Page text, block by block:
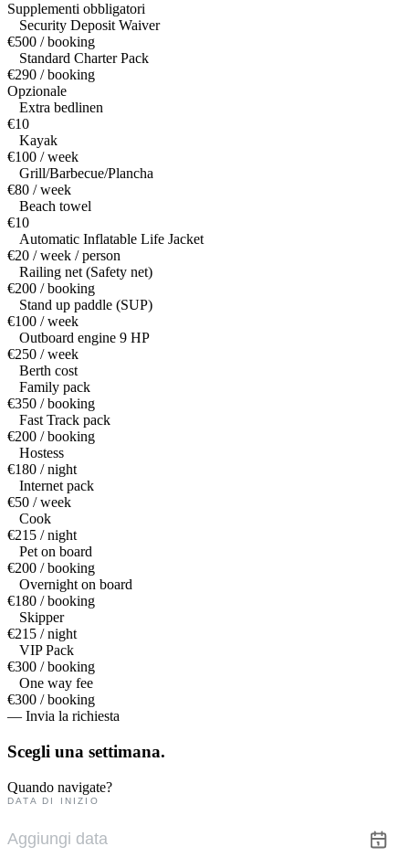
Supplementi obbligatori
Security Deposit Waiver
€500 / booking
Standard Charter Pack
€290 / booking
Opzionale
Extra bedlinen
€10
Kayak
€100 / week
Grill/Barbecue/Plancha
€80 / week
Beach towel
€10
Automatic Inflatable Life Jacket
€20 / week / person
Railing net (Safety net)
€200 / booking
Stand up paddle (SUP)
€100 / week
Outboard engine 9 HP
€250 / week
Berth cost
Family pack
€350 / booking
Fast Track pack
€200 / booking
Hostess
€180 / night
Internet pack
€50 / week
Cook
€215 / night
Pet on board
€200 / booking
Overnight on board
€180 / booking
Skipper
€215 / night
VIP Pack
€300 / booking
One way fee
€300 / booking
— Invia la richiesta
Scegli una settimana.
Quando navigate?
DATA DI INIZIO